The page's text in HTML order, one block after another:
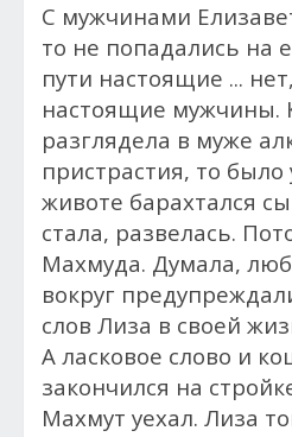
С мужчинами
то не попадались на
пути настоящие ...
настоящие мужчины.
разглядела в муже
пристрастия, то
животе барахтался
стала, развелась.
Махмуда. Думала,
вокруг
слов Лиза в своей
А ласковое слово и
закончился на
Махмут уехал. Лиза